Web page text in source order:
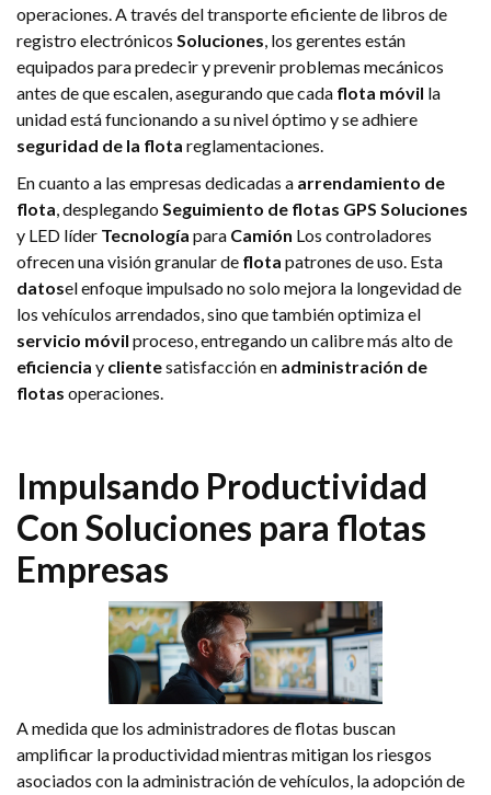
operaciones. A través del transporte eficiente de libros de
registro electrónicos Soluciones, los gerentes están
equipados para predecir y prevenir problemas mecánicos
antes de que escalen, asegurando que cada flota móvil la
unidad está funcionando a su nivel óptimo y se adhiere
seguridad de la flota reglamentaciones.
En cuanto a las empresas dedicadas a arrendamiento de
flota, desplegando Seguimiento de flotas GPS Soluciones
y LED líder Tecnología para Camión Los controladores
ofrecen una visión granular de flota patrones de uso. Esta
datosel enfoque impulsado no solo mejora la longevidad de
los vehículos arrendados, sino que también optimiza el
servicio móvil proceso, entregando un calibre más alto de
eficiencia y clientesatisfacción en administración de
flotas operaciones.
Impulsando Productividad
Con Soluciones para flotas
Empresas
A medida que los administradores de flotas buscan
amplificar la productividad mientras mitigan los riesgos
asociados con la administración de vehículos, la adopción de